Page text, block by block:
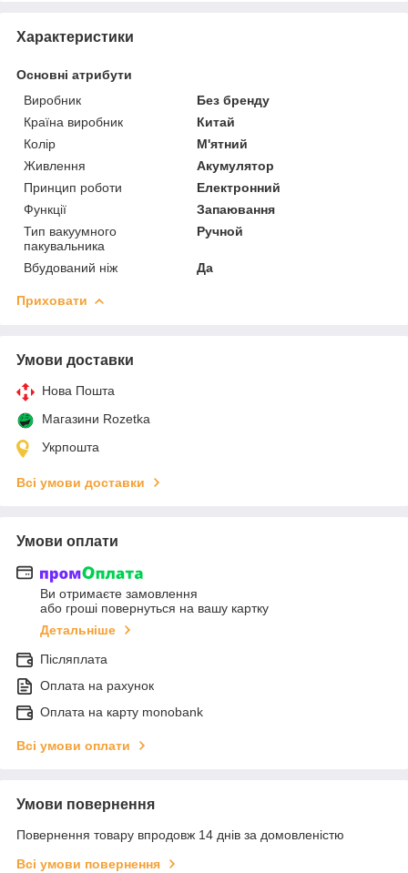
Характеристики
Основні атрибути
Виробник
Без бренду
Країна виробник
Китай
Колір
М'ятний
Живлення
Акумулятор
Принцип роботи
Електронний
Функції
Запаювання
Тип вакуумного
пакувальника
Ручной
Вбудований ніж Да
Приховати
Умови доставки
Нова Пошта
Магазини Rozetka
Укрпошта
Всі умови доставки
Умови оплати
Ви отримаєте замовлення
або гроші повернуться на вашу картку
Детальніше
Післяплата
Оплата на рахунок
Оплата на карту monobank
Всі умови оплати
Умови повернення
Повернення товару впродовж 14 днів за домовленістю
Всі умови повернення